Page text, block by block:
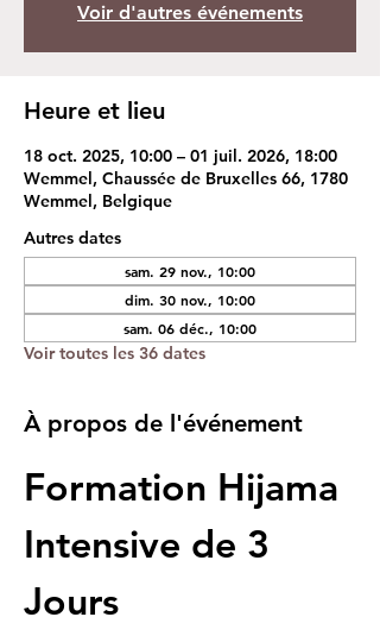
Voir d'autres événements
Heure et lieu
18 oct. 2025, 10:00 – 01 juil. 2026, 18:00
Wemmel, Chaussée de Bruxelles 66, 1780
Wemmel, Belgique
Autres dates
sam. 29 nov., 10:00
dim. 30 nov., 10:00
sam. 06 déc., 10:00
Voir toutes les 36 dates
À propos de l'événement
Formation Hijama
Intensive de 3
Jours